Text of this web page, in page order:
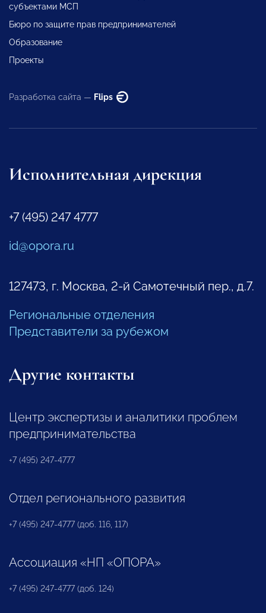
субъектами МСП
Бюро по защите прав предпринимателей
Образование
Проекты
Разработка сайта — Flips
Исполнительная дирекция
+7 (495) 247 4777
id@opora.ru
127473, г. Москва, 2-й Самотечный пер., д.7.
Региональные отделения
Представители за рубежом
Другие контакты
Центр экспертизы и аналитики проблем
предпринимательства
+7 (495) 247-4777
Отдел регионального развития
+7 (495) 247-4777 (доб. 116, 117)
Ассоциация «НП «ОПОРА»
+7 (495) 247-4777 (доб. 124)